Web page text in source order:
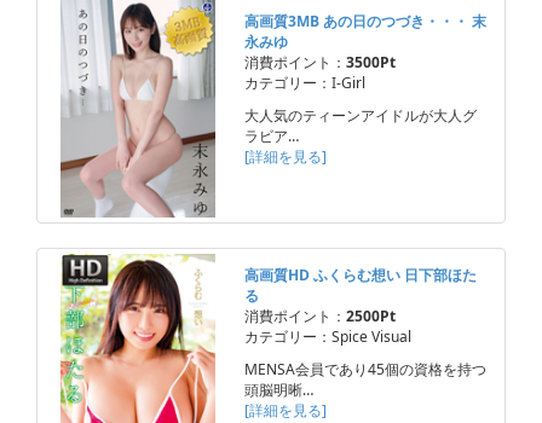
高画質3MB あの日のつづき・・・ 末
永みゆ
消費ポイント： 3500Pt
カテゴリー：I-Girl
大人気のティーンアイドルが大人グ
ラビア…
[詳細を見る]
高画質HD ふくらむ想い 日下部ほた
る
消費ポイント： 2500Pt
カテゴリー：Spice Visual
MENSA会員であり45個の資格を持つ
頭脳明晰…
[詳細を見る]